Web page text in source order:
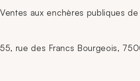
Ventes aux enchères publiques de
55, rue des Francs Bourgeois,